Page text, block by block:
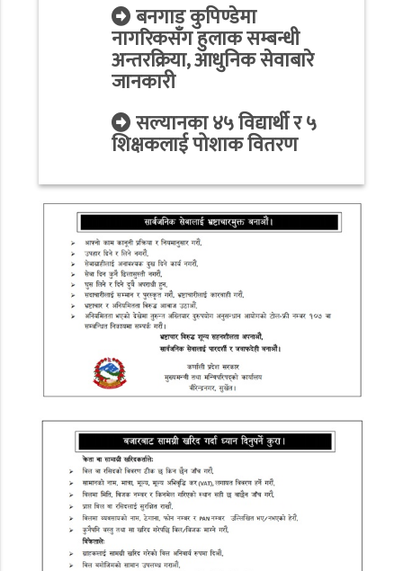
बनगाड कुपिण्डेमा
नागरिकसँग हुलाक सम्बन्धी
अन्तरक्रिया, आधुनिक सेवाबारे
जानकारी
सल्यानका ४५ विद्यार्थी र ५
शिक्षकलाई पोशाक वितरण